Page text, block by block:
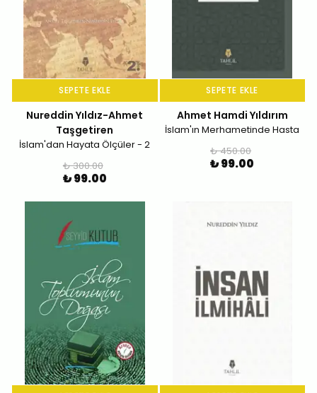
SEPETE EKLE
Nureddin Yıldız-Ahmet
Taşgetiren
İslam'dan Hayata Ölçüler - 2
₺ 300.00
₺ 99.00
SEPETE EKLE
Ahmet Hamdi Yıldırım
İslam'ın Merhametinde Hasta
₺ 450.00
₺ 99.00